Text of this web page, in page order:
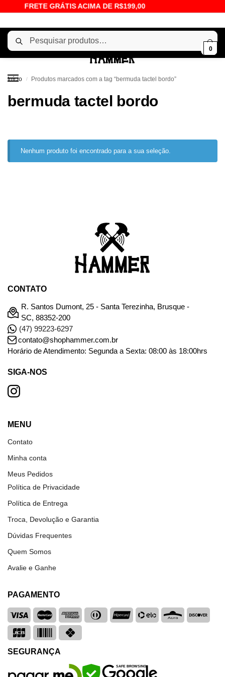
FRETE GRÁTIS ACIMA DE R$199,00
0
Início / Produtos marcados com a tag “bermuda tactel bordo”
bermuda tactel bordo
Nenhum produto foi encontrado para a sua seleção.
CONTATO
R. Santos Dumont, 25 - Santa Terezinha, Brusque -
SC, 88352-200
(47) 99223-6297
contato@shophammer.com.br
Horário de Atendimento: Segunda a Sexta: 08:00 às 18:00hrs
SIGA-NOS
MENU
Contato
Minha conta
Meus Pedidos
Política de Privacidade
Política de Entrega
Troca, Devolução e Garantia
Dúvidas Frequentes
Quem Somos
Avalie e Ganhe
PAGAMENTO
SEGURANÇA
SAFE BROWSING